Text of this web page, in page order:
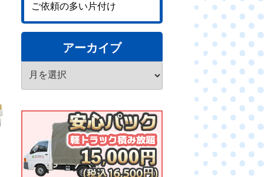
ご依頼の多い片付け
アーカイブ